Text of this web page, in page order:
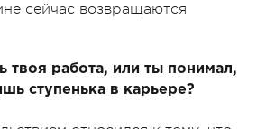
сейчас возвращаются
твоя работа, или ты понимал,
ступенька в карьере?